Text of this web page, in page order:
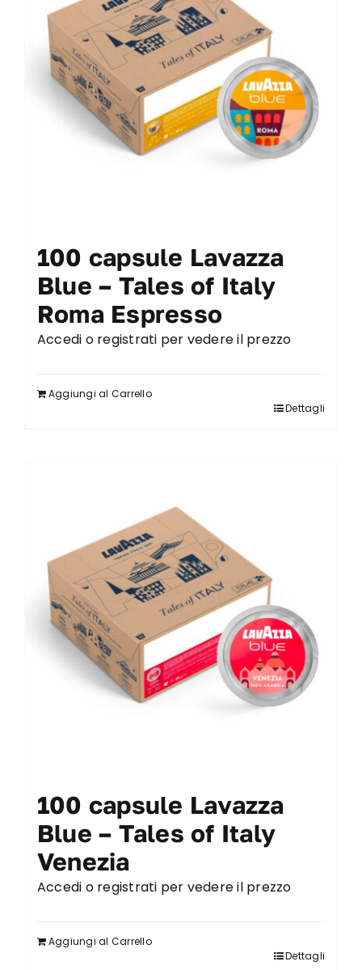
100 capsule Lavazza
Blue – Tales of Italy
Roma Espresso
Accedi o registrati per vedere il prezzo
Aggiungi al Carrello
Dettagli
100 capsule Lavazza
Blue – Tales of Italy
Venezia
Accedi o registrati per vedere il prezzo
Aggiungi al Carrello
Dettagli